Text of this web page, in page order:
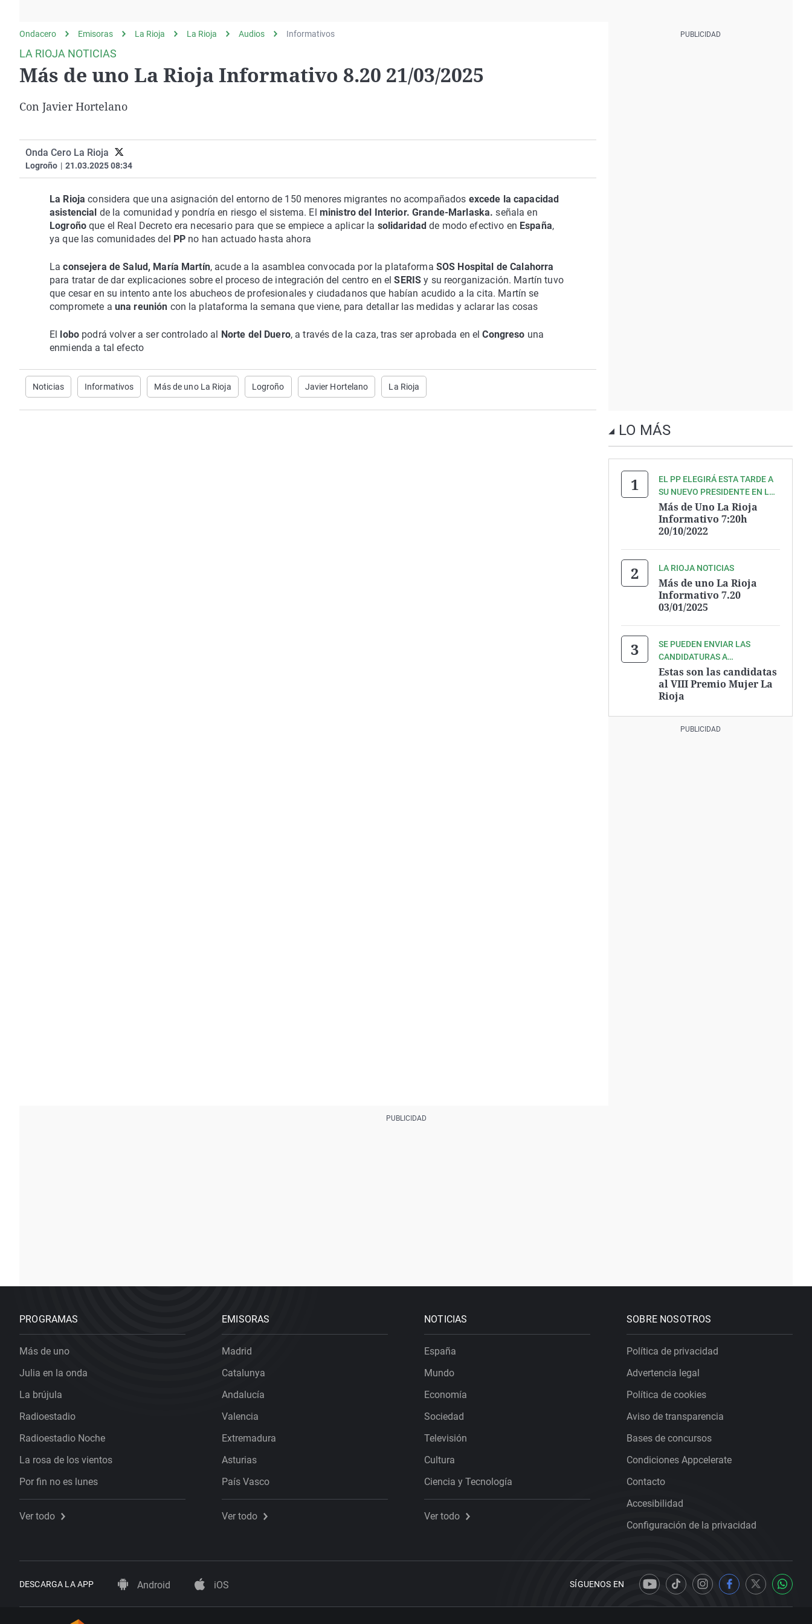
gato
Operación Viuda
Negra
Navarra
Ondacero Emisoras La Rioja La Rioja Audios Informativos
LA RIOJA NOTICIAS
Más de uno La Rioja Informativo 8.20 21/03/2025
Con Javier Hortelano
Onda Cero La Rioja
Logroño | 21.03.2025 08:34
La Rioja considera que una asignación del entorno de 150 menores migrantes no acompañados excede la capacidad
asistencial de la comunidad y pondría en riesgo el sistema. El ministro del Interior. Grande-Marlaska. señala en
Logroñoque el Real Decreto era necesario para que se empiece a aplicar la solidaridadde modo efectivo en España,
ya que las comunidades del PP no han actuado hasta ahora
La consejera de Salud, María Martín, acude a la asamblea convocada por la plataforma SOS Hospital de Calahorra
para tratar de dar explicaciones sobre el proceso de integración del centro en elSERISy su reorganización. Martín tuvo
que cesar en su intento ante los abucheos de profesionales y ciudadanos que habían acudido a la cita. Martín se
compromete a una reunión con la plataforma la semana que viene, para detallar las medidas y aclarar las cosas
El lobopodrá volver a ser controlado al Norte del Duero, a través de la caza, tras ser aprobada en elCongreso una
enmienda a tal efecto
Noticias Informativos Más de uno La Rioja Logroño Javier Hortelano La Rioja
LO MÁS
EL PP ELEGIRÁ ESTA TARDE A
SU NUEVO PRESIDENTE EN LA
RIOJA
Más de Uno La Rioja
Informativo 7:20h
20/10/2022
LA RIOJA NOTICIAS
Más de uno La Rioja
Informativo 7.20
03/01/2025
SE PUEDEN ENVIAR LAS
CANDIDATURAS A
PROGRAMASLARIOJA@ONDA
CERO.ES
Estas son las candidatas
al VIII Premio Mujer La
Rioja
PROGRAMAS
Más de uno
Julia en la onda
La brújula
Radioestadio
Radioestadio Noche
La rosa de los vientos
Por fin no es lunes
Ver todo
EMISORAS
Madrid
Catalunya
Andalucía
Valencia
Extremadura
Asturias
País Vasco
Ver todo
NOTICIAS
España
Mundo
Economía
Sociedad
Televisión
Cultura
Ciencia y Tecnología
Ver todo
SOBRE NOSOTROS
Política de privacidad
Advertencia legal
Política de cookies
Aviso de transparencia
Bases de concursos
Condiciones Appcelerate
Contacto
Accesibilidad
Configuración de la privacidad
DESCARGA LA APP Android iOS SÍGUENOS EN